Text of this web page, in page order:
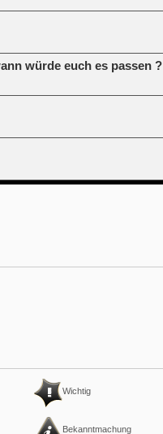
würde euch es passen ?
Wichtig
Bekanntmachung